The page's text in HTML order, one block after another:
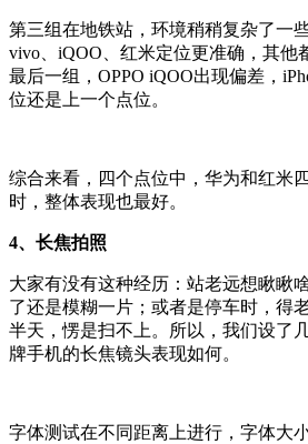
第三组在地铁站，环境稍稍复杂了一
vivo、iQOO、红米定位更准确，其他
最后一组，OPPO iQOO出现偏差，
位还是上一个点位。
综合来看，四个点位中，华为和红米
时，整体表现也最好。
4、长焦拍照
大家有没有这种经历：站老远想瞅瞅
了还是模糊一片；或者是停车时，得
半天，愣是扫不上。所以，我们设了
牌手机的长焦镜头表现如何。
字体测试在不同距离上进行，字体大